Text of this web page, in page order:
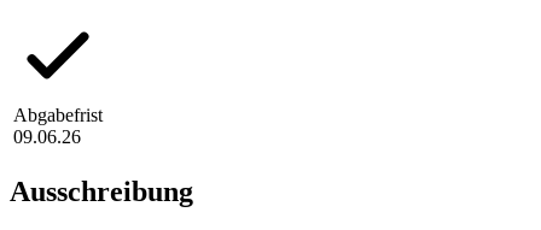
Abgabefrist
09.06.26
Ausschreibung